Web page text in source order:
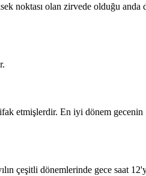
noktası olan zirvede olduğu anda
.
etmişlerdir. En iyi dönem gecenin
çeşitli dönemlerinde gece saat